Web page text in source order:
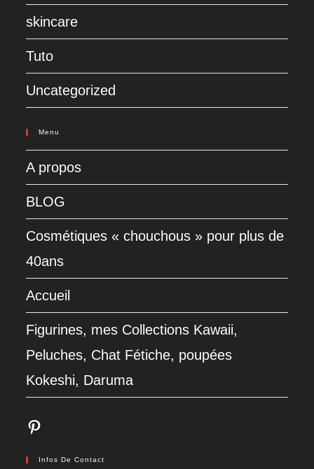
skincare
Tuto
Uncategorized
Menu
A propos
BLOG
Cosmétiques « chouchous » pour plus de
40ans
Accueil
Figurines, mes Collections Kawaii,
Peluches, Chat Fétiche, poupées
Kokeshi, Daruma
Pinterest
Infos De Contact